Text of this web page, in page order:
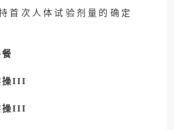
首次人体试验剂量的确定
操III
操III